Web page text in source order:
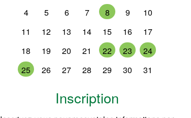
4
5 6 7 8 9
10
11
12 13 14 15 16
17
18
19 20 21 22 23
24
25
26 27 28 29 30 31
Inscription